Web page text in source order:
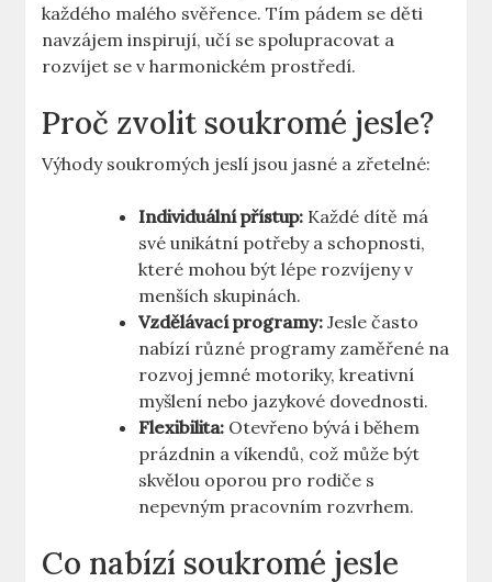
každého malého svěřence. Tím pádem se děti
navzájem inspirují, učí se spolupracovat a
rozvíjet se v harmonickém prostředí.
Proč zvolit soukromé jesle?
Výhody soukromých jeslí jsou jasné a zřetelné:
Individuální přístup: Každé dítě má
své unikátní potřeby a schopnosti,
které mohou být lépe rozvíjeny v
menších skupinách.
Vzdělávací programy: Jesle často
nabízí různé programy zaměřené na
rozvoj jemné motoriky, kreativní
myšlení nebo jazykové dovednosti.
Flexibilita: Otevřeno bývá i během
prázdnin a víkendů, což může být
skvělou oporou pro rodiče s
nepevným pracovním rozvrhem.
Co nabízí soukromé jesle